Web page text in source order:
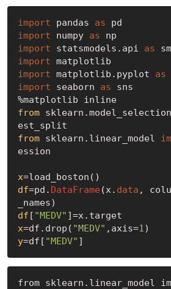
import pandas as
import numpy as
import statsmodels.api as
import
import matplotlib.pyplot as
import seaborn as sns
%matplotlib inline
from sklearn.model_selection
from sklearn.linear_model
ession
x
df=pd. DataFrame (x. data ,
_names)
df [ "MEDV"
x=df.drop( "MEDV" ,axis=1
y=df[ "MEDV"
from sklearn.linear_model